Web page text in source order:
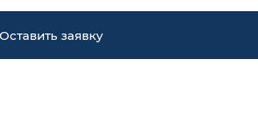
Оставить заявку